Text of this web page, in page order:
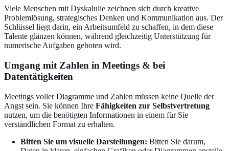
Viele Menschen mit Dyskalulie zeichnen sich durch kreative
Problemlösung, strategisches Denken und Kommunikation aus. Der
Schlüssel liegt darin, ein Arbeitsumfeld zu schaffen, in dem diese
Talente glänzen können, während gleichzeitig Unterstützung für
numerische Aufgaben geboten wird.
Umgang mit Zahlen in Meetings & bei
Datentätigkeiten
Meetings voller Diagramme und Zahlen müssen keine Quelle der
Angst sein. Sie können Ihre Fähigkeiten zur Selbstvertretung
nutzen, um die benötigten Informationen in einem für Sie
verständlichen Format zu erhalten.
Bitten Sie um visuelle Darstellungen: Bitten Sie darum,